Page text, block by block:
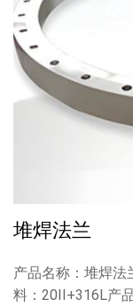
堆焊法兰
产品名称：堆焊法
料：20II+316L产